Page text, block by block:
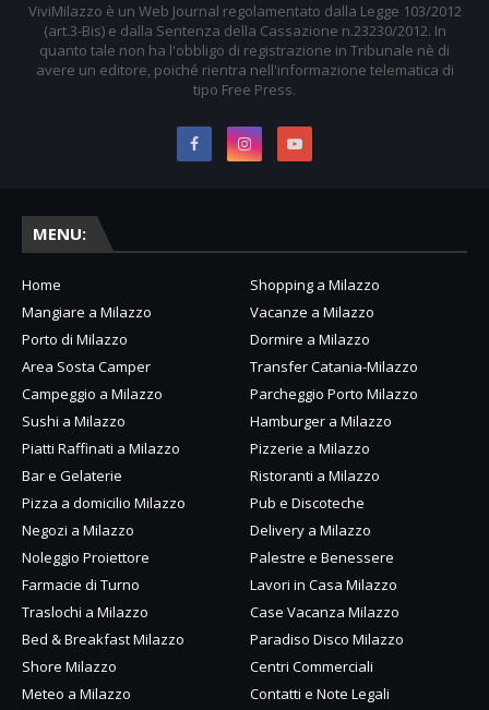
ViviMilazzo è un Web Journal regolamentato dalla Legge 103/2012
(art.3-Bis) e dalla Sentenza della Cassazione n.23230/2012. In
quanto tale non ha l'obbligo di registrazione in Tribunale nè di
avere un editore, poiché rientra nell'informazione telematica di
tipo Free Press.
MENU:
Home
Shopping a Milazzo
Mangiare a Milazzo
Vacanze a Milazzo
Porto di Milazzo
Dormire a Milazzo
Area Sosta Camper
Transfer Catania-Milazzo
Campeggio a Milazzo
Parcheggio Porto Milazzo
Sushi a Milazzo
Hamburger a Milazzo
Piatti Raffinati a Milazzo
Pizzerie a Milazzo
Bar e Gelaterie
Ristoranti a Milazzo
Pizza a domicilio Milazzo
Pub e Discoteche
Negozi a Milazzo
Delivery a Milazzo
Noleggio Proiettore
Palestre e Benessere
Farmacie di Turno
Lavori in Casa Milazzo
Traslochi a Milazzo
Case Vacanza Milazzo
Bed & Breakfast Milazzo
Paradiso Disco Milazzo
Shore Milazzo
Centri Commerciali
Meteo a Milazzo
Contatti e Note Legali